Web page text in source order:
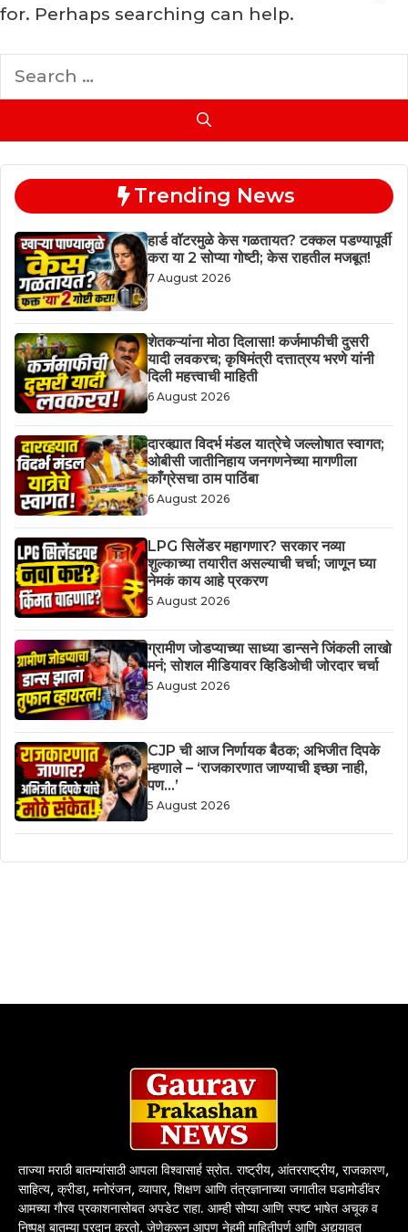
for. Perhaps searching can help.
Trending News
हार्ड वॉटरमुळे केस गळतायत? टक्कल पडण्यापूर्वी
करा या 2 सोप्या गोष्टी; केस राहतील मजबूत!
7 August 2026
शेतकऱ्यांना मोठा दिलासा! कर्जमाफीची दुसरी
यादी लवकरच; कृषिमंत्री दत्तात्रय भरणे यांनी
दिली महत्त्वाची माहिती
6 August 2026
दारव्ह्यात विदर्भ मंडल यात्रेचे जल्लोषात स्वागत;
ओबीसी जातीनिहाय जनगणनेच्या मागणीला
काँग्रेसचा ठाम पाठिंबा
6 August 2026
LPG सिलेंडर महागणार? सरकार नव्या
शुल्काच्या तयारीत असल्याची चर्चा; जाणून घ्या
नेमकं काय आहे प्रकरण
5 August 2026
ग्रामीण जोडप्याच्या साध्या डान्सने जिंकली लाखो
मनं; सोशल मीडियावर व्हिडिओची जोरदार चर्चा
5 August 2026
CJP ची आज निर्णायक बैठक; अभिजीत दिपके
म्हणाले – ‘राजकारणात जाण्याची इच्छा नाही,
पण…’
5 August 2026
ताज्या मराठी बातम्यांसाठी आपला विश्वासार्ह स्रोत. राष्ट्रीय, आंतरराष्ट्रीय, राजकारण,
साहित्य, क्रीडा, मनोरंजन, व्यापार, शिक्षण आणि तंत्रज्ञानाच्या जगातील घडामोडींवर
आमच्या गौरव प्रकाशनासोबत अपडेट राहा. आम्ही सोप्या आणि स्पष्ट भाषेत अचूक व
निष्पक्ष बातम्या प्रदान करतो, जेणेकरून आपण नेहमी माहितीपूर्ण आणि अद्ययावत